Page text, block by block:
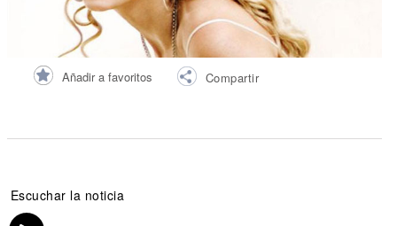
Añadir a favoritos Compartir
Escuchar la noticia